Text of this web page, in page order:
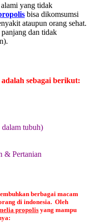
yang tidak
bisa dikomsumsi
ataupun orang sehat.
dan tidak
sebagai berikut:
tubuh)
& Pertanian
berbagai macam
di indonesia. Oleh
propolisyang mampu